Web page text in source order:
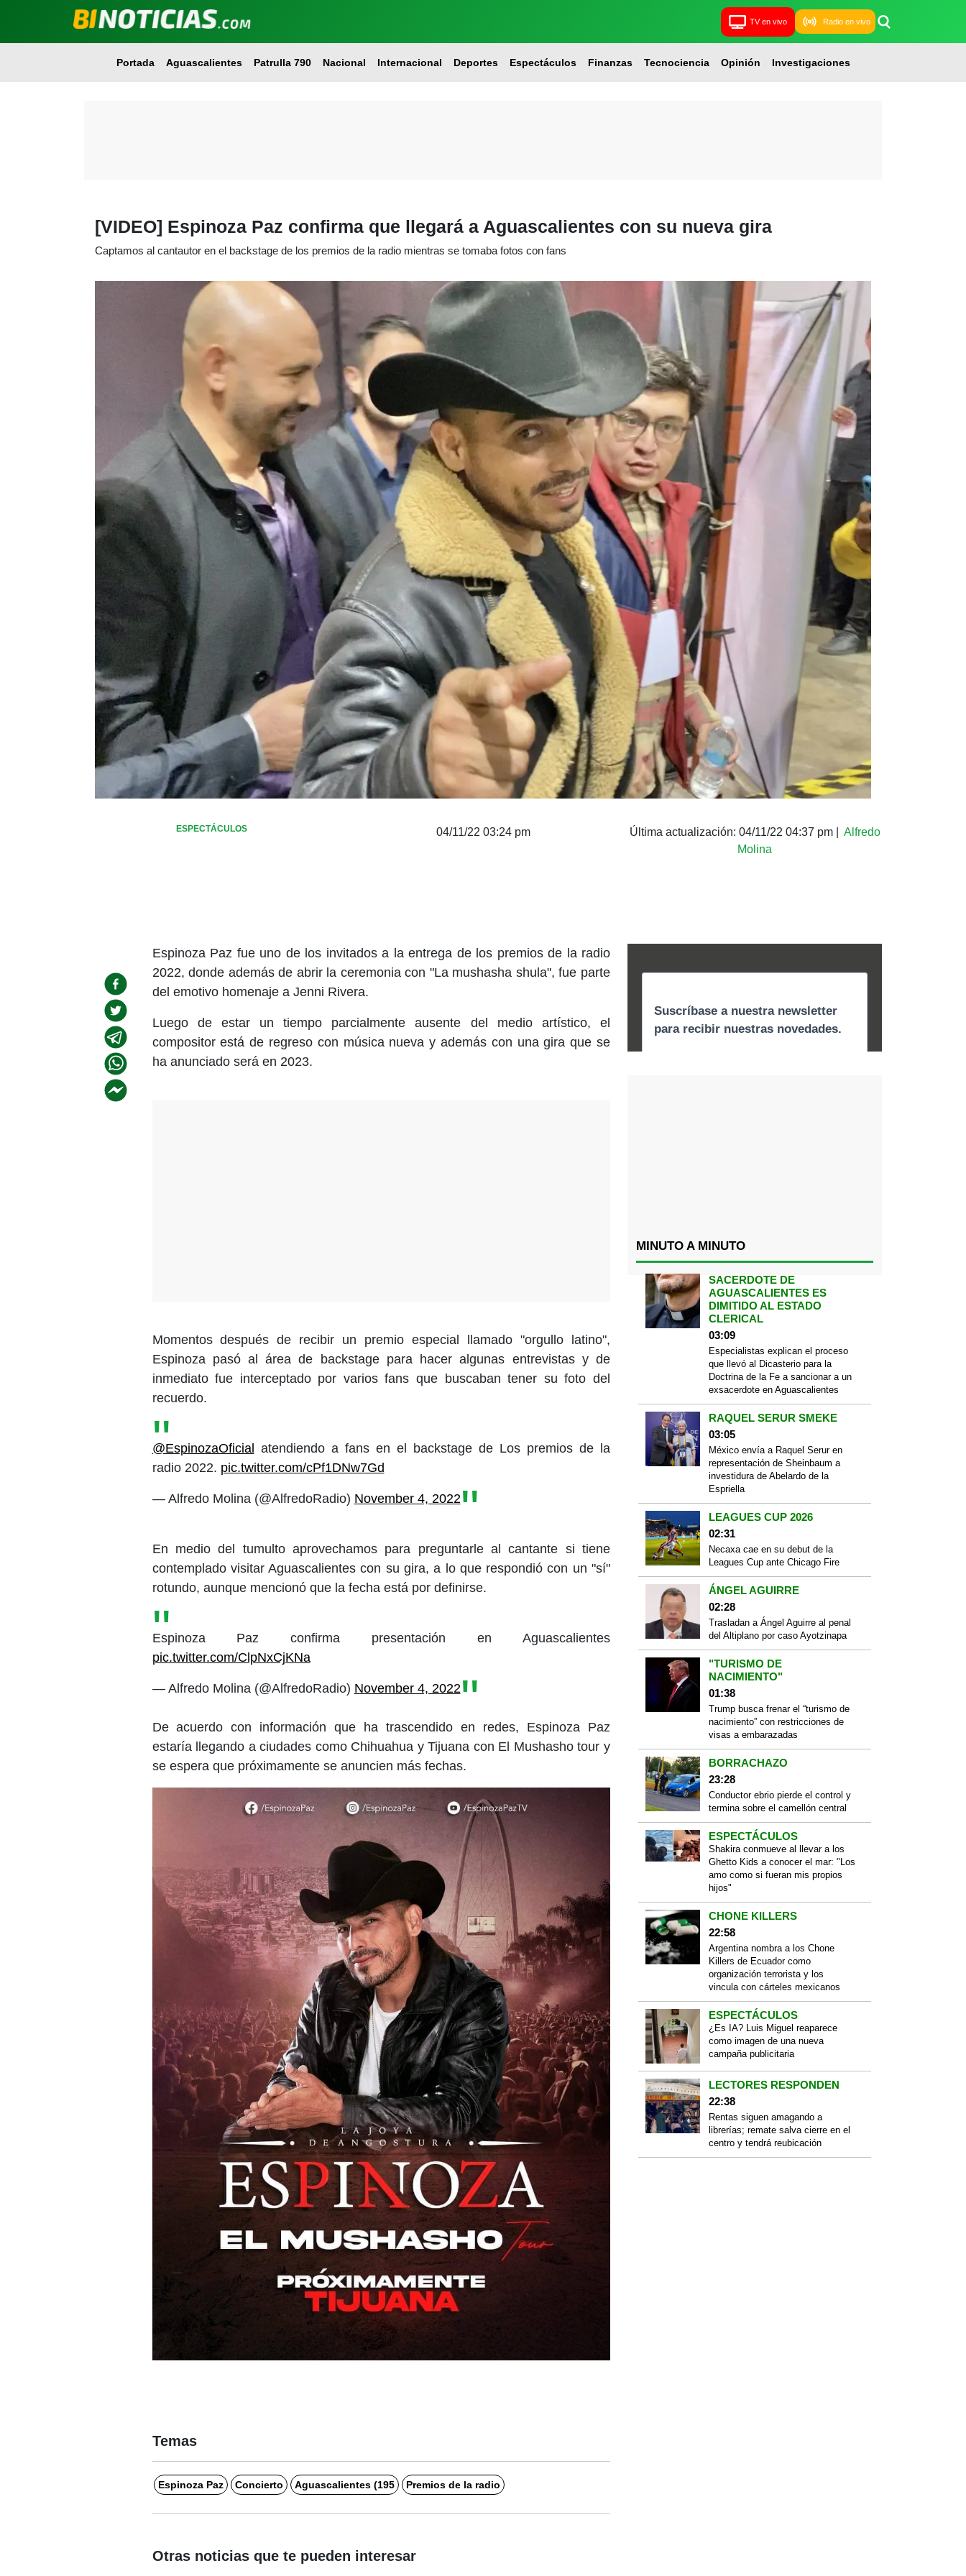
TV en vivo Radio en vivo
Portada Aguascalientes Patrulla 790 Nacional Internacional Deportes Espectáculos Finanzas Tecnociencia Opinión Investigaciones
[VIDEO] Espinoza Paz confirma que llegará a Aguascalientes con su nueva gira
Captamos al cantautor en el backstage de los premios de la radio mientras se tomaba fotos con fans
ESPECTÁCULOS 04/11/22 03:24 pm Última actualización: 04/11/22 04:37 pm|
Alfredo
Molina
Espinoza Paz fue uno de los invitados a la entrega de los premios de la radio
2022, donde además de abrir la ceremonia con "La mushasha shula", fue parte
del emotivo homenaje a Jenni Rivera.
Luego de estar un tiempo parcialmente ausente del medio artístico, el
compositor está de regreso con música nueva y además con una gira que se
ha anunciado será en 2023.
Momentos después de recibir un premio especial llamado "orgullo latino",
Espinoza pasó al área de backstage para hacer algunas entrevistas y de
inmediato fue interceptado por varios fans que buscaban tener su foto del
recuerdo.
@EspinozaOficial
atendiendo a fans en el backstage de Los premios de la
radio 2022. pic.twitter.com/cPf1DNw7Gd
— Alfredo Molina (@AlfredoRadio) November 4, 2022
En medio del tumulto aprovechamos para preguntarle al cantante si tiene
contemplado visitar Aguascalientes con su gira, a lo que respondió con un "sí"
rotundo, aunque mencionó que la fecha está por definirse.
Espinoza Paz confirma presentación en Aguascalientes
pic.twitter.com/ClpNxCjKNa
— Alfredo Molina (@AlfredoRadio) November 4, 2022
De acuerdo con información que ha trascendido en redes, Espinoza Paz
estaría llegando a ciudades como Chihuahua y Tijuana con El Mushasho tour y
se espera que próximamente se anuncien más fechas.
Temas
Espinoza Paz Concierto Aguascalientes (195 Premios de la radio
MINUTO A MINUTO
SACERDOTE DE
AGUASCALIENTES ES
DIMITIDO AL ESTADO
CLERICAL
03:09
Especialistas explican el proceso
que llevó al Dicasterio para la
Doctrina de la Fe a sancionar a un
exsacerdote en Aguascalientes
RAQUEL SERUR SMEKE
03:05
México envía a Raquel Serur en
representación de Sheinbaum a
investidura de Abelardo de la
Espriella
LEAGUES CUP 2026
02:31
Necaxa cae en su debut de la
Leagues Cup ante Chicago Fire
ÁNGEL AGUIRRE
02:28
Trasladan a Ángel Aguirre al penal
del Altiplano por caso Ayotzinapa
"TURISMO DE
NACIMIENTO"
01:38
Trump busca frenar el “turismo de
nacimiento” con restricciones de
visas a embarazadas
BORRACHAZO
23:28
Conductor ebrio pierde el control y
termina sobre el camellón central
ESPECTÁCULOS
Shakira conmueve al llevar a los
Ghetto Kids a conocer el mar: "Los
amo como si fueran mis propios
hijos"
CHONE KILLERS
22:58
Argentina nombra a los Chone
Killers de Ecuador como
organización terrorista y los
vincula con cárteles mexicanos
ESPECTÁCULOS
¿Es IA? Luis Miguel reaparece
como imagen de una nueva
campaña publicitaria
LECTORES RESPONDEN
22:38
Rentas siguen amagando a
librerías; remate salva cierre en el
centro y tendrá reubicación
Otras noticias que te pueden interesar